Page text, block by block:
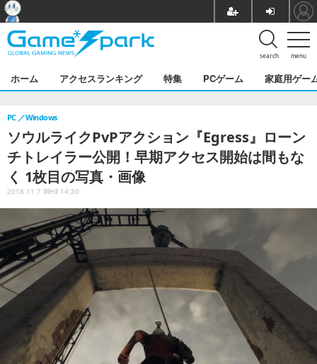
menu
search
ホーム アクセスランキング 特集 PCゲーム 家庭用ゲー
ソウルライクPvPアクション『Egress』ローン
チトレイラー公開！早期アクセス開始は間もな
く 1枚目の写真・画像
PC Windows
2018.11.7 Wed 14:30